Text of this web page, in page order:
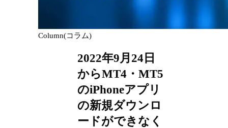
Column(コラム)
2022年9月24日
からMT4・MT5
のiPhoneアプリ
の新規ダウンロ
ードができなく